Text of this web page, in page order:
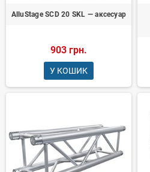
AlluStage SCD 20 SKL — аксесуар
903 грн.
У КОШИК